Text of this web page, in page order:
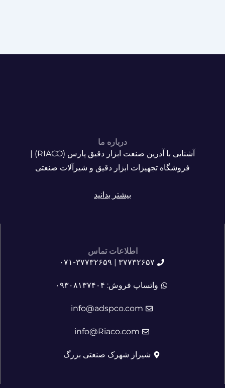
درباره ما
آشنایی با آدرین صنعت ابزار دقیق پارس (RIACO) |
فروشگاه تجهیزات ابزار دقیق و شیرآلات صنعتی
بیشتر بدانید
اطلاعات تماس
۳۷۷۳۲۶۵۷ | ۰۷۱-۳۷۷۳۲۶۵۹
واتساپ فروش: ۰۹۳۰۸۱۳۷۴۰۴
info@adspco.com
info@Riaco.com
شیراز شهرک صنعتی بزرگ